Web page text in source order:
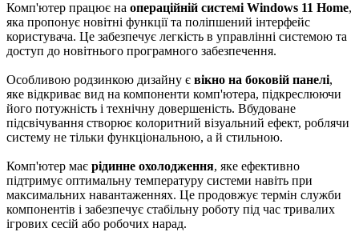
Комп'ютер працює на операційній системі Windows 11 Home,
яка пропонує новітні функції та поліпшений інтерфейс
користувача. Це забезпечує легкість в управлінні системою та
доступ до новітнього програмного забезпечення.
Особливою родзинкою дизайну є вікно на боковій панелі,
яке відкриває вид на компоненти комп'ютера, підкреслюючи
його потужність і технічну довершеність. Вбудоване
підсвічування створює колоритний візуальний ефект, роблячи
систему не тільки функціональною, а й стильною.
Комп'ютер має рідинне охолодження, яке ефективно
підтримує оптимальну температуру системи навіть при
максимальних навантаженнях. Це продовжує термін служби
компонентів і забезпечує стабільну роботу під час тривалих
ігрових сесій або робочих нарад.